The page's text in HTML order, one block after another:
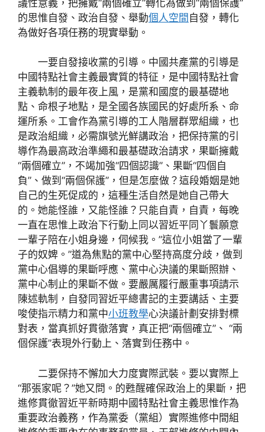
議性意義，把擁戴“兩個確立”轉化為做到“兩個保護”
的思惟自發、政治自發、舉動個人空間 自發，轉化
為做好各項任務的現實舉動。
一要自發接收黨的引導。中國共產黨的引導是
中國特點社會主義最實質的特征，是中國特點社會
主義軌制的最年夜上風，是黨和國度的最基礎地
點、命根子地點，是全國各族國民的好處所系、命
運所系。工會作為黨引導的工人階層群眾組織，也
是政治組織，必需旗號光鮮講政治，把保持黨的引
導作為最高政治準繩和最基礎政治請求，果斷擁戴
“兩個確立”，不竭加強“四個認識”、果斷“四個自
負”、做到“兩個保護”，但是怎麼做？這段婚姻是她
自己的生死促成的，這種生活自然是她自己帶大
的。她能怪誰，又能怪誰？只能自責，自責，每晚
一直在思惟上政治下行動上同以習近平同丫鬟願意
一輩子陪在小姐身邊，伺候我。”這位小姐當了一輩
子的奴婢。”道為焦點的黨中心堅持高度分歧，做到
黨中心倡導的果斷呼應、黨中心決議的果斷照辦、
黨中心制止的果斷不做。要嚴厲履行嚴重事項請示
陳述軌制，自發同習近平總書記的主要講話、主要
唆使指示精力和黨中小班教學心決議計劃安排對標
對表，當真抓好貫徹落實，真正把“兩個確立”、 “兩
個保護”表現外行動上、落實到任務中。
二要保持不懈加大力度實際武裝。要以實際上
“那張家呢？”她又問。的甦醒確保政治上的果斷，把
進修貫徹習近平新時期中國特點社會主義思惟作為
重要政治義務，作為黨委（黨組）實際進修中間組